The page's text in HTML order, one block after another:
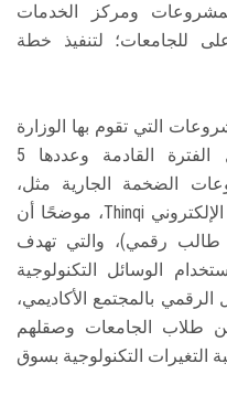
ومركز الخدمات
للجامعات؛ لتنفيذ خطة
التي تقوم بها الوزارة
في مجال التحول الرقمي خلال الفترة القادمة وعددها 5
الضخمة الجارية مثل،
الاختبارات الإلكترونية ونُظم التعلم الإلكتروني Thinqi، موضحًا أن
طالب رقمي)، والتي تهدف
الوسائل التكنولوجية
الرقمي بالمجتمع الأكاديمي،
بين طلاب الجامعات وصقلهم
التغيرات التكنولوجية بسوق